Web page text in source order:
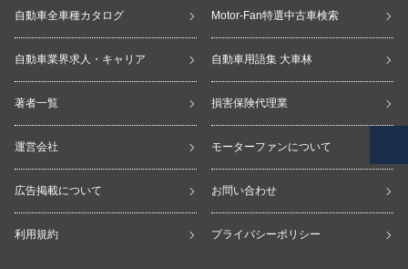
自動車全車種カタログ Motor-Fan特選中古車検索
自動車業界求人・キャリア 自動車用語集 大車林
著者一覧 損害保険代理業
運営会社 モーターファンについて
広告掲載について お問い合わせ
利用規約 プライバシーポリシー